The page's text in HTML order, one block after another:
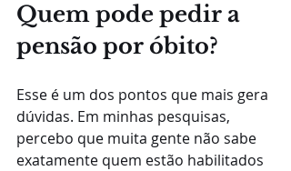
Quem pode pedir a
pensão por óbito?
Esse é um dos pontos que mais gera
dúvidas. Em minhas pesquisas,
percebo que muita gente não sabe
exatamente quem estão habilitados